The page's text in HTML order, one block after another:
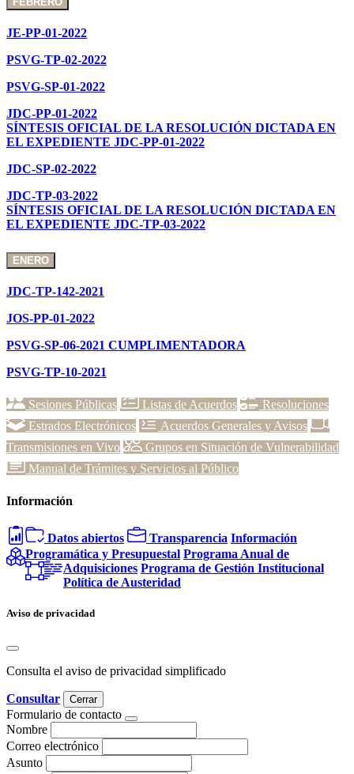
JE-PP-01-2022
PSVG-TP-02-2022
PSVG-SP-01-2022
JDC-PP-01-2022
SÍNTESIS OFICIAL DE LA RESOLUCIÓN DICTADA EN
EL EXPEDIENTE JDC-PP-01-2022
JDC-SP-02-2022
JDC-TP-03-2022
SÍNTESIS OFICIAL DE LA RESOLUCIÓN DICTADA EN
EL EXPEDIENTE JDC-TP-03-2022
ENERO
JDC-TP-142-2021
JOS-PP-01-2022
PSVG-SP-06-2021 CUMPLIMENTADORA
PSVG-TP-10-2021
Sesiones Públicas Listas de Acuerdos
Resoluciones
Estrados Electrónicos
Acuerdos Generales y Avisos
Transmisiones en Vivo
Grupos en Situación de Vulnerabilidad
Manual de Trámites y Servicios al Público
Información
Datos abiertos Transparencia Información
Programática y Presupuestal Programa Anual de
Adquisiciones Programa de Gestión Institucional
Política de Austeridad
Aviso de privacidad
Consulta el aviso de privacidad simplificado
Consultar Cerrar
Formulario de contacto
Nombre
Correo electrónico
Asunto